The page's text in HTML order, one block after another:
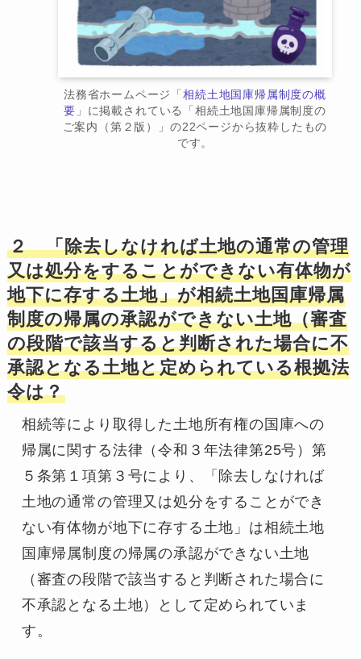
法務省ホームページ「相続土地国庫帰属制度の概
要 」に掲載されている「相続土地国庫帰属制度の
ご案内（第２版）」の22ページから抜粋したもの
です。
２ 「除去しなければ土地の通常の管理
又は処分をすることができない有体物が
地下に存する土地」が相続土地国庫帰属
制度の帰属の承認ができない土地（審査
の段階で該当すると判断された場合に不
承認となる土地と定められている根拠法
令は？
相続等により取得した土地所有権の国庫への
帰属に関する法律（令和３年法律第25号）第
５条第１項第３号により、「除去しなければ
土地の通常の管理又は処分をすることができ
ない有体物が地下に存する土地」は相続土地
国庫帰属制度の帰属の承認ができない土地
（審査の段階で該当すると判断された場合に
不承認となる土地）として定められていま
す。